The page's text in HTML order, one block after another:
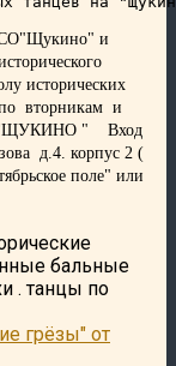
и
исторических
вторникам и
" Вход
д.4. корпус 2 (
поле" или
бальные
. танцы по
грёзы" от